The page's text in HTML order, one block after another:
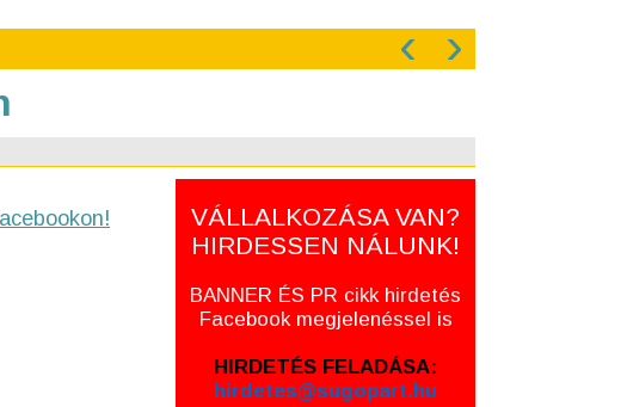
‹ ›
VÁLLALKOZÁSA VAN?
HIRDESSEN NÁLUNK!
BANNER ÉS PR cikk hirdetés
Facebook megjelenéssel is
HIRDETÉS FELADÁSA:
hirdetes@sugopart.hu